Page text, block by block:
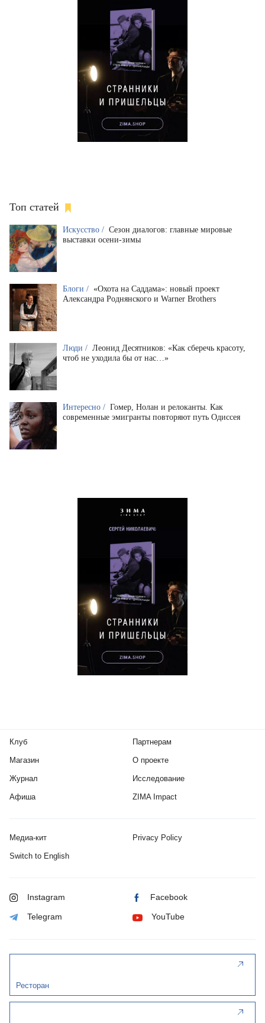
Топ статей
Искусство / Сезон диалогов: главные мировые
выставки осени-зимы
Блоги / «Охота на Саддама»: новый проект
Александра Роднянского и Warner Brothers
Люди / Леонид Десятников: «Как сберечь красоту,
чтоб не уходила бы от нас…»
Интересно / Гомер, Нолан и релоканты. Как
современные эмигранты повторяют путь Одиссея
Клуб
Магазин
Журнал
Афиша
Партнерам
О проекте
Исследование
ZIMA Impact
Медиа-кит Privacy Policy
Switch to English
Instagram Facebook
Telegram YouTube
Ресторан